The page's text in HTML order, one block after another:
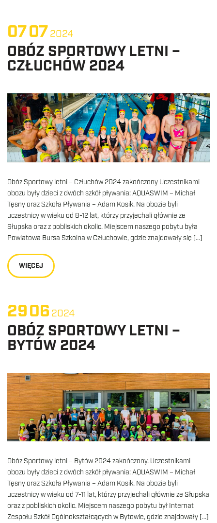
07072024
OBÓZ SPORTOWY LETNI –
CZŁUCHÓW 2024
Obóz Sportowy letni – Człuchów 2024 zakończony Uczestnikami
obozu były dzieci z dwóch szkół pływania: AQUASWIM – Michał
Tęsny oraz Szkoła Pływania – Adam Kosik. Na obozie byli
uczestnicy w wieku od 8-12 lat, którzy przyjechali głównie ze
Słupska oraz z pobliskich okolic. Miejscem naszego pobytu była
Powiatowa Bursa Szkolna w Człuchowie, gdzie znajdowały się […]
WIĘCEJ
2906 2024
OBÓZ SPORTOWY LETNI –
BYTÓW 2024
Obóz Sportowy letni – Bytów 2024 zakończony. Uczestnikami
obozu były dzieci z dwóch szkół pływania: AQUASWIM – Michał
Tęsny oraz Szkoła Pływania – Adam Kosik. Na obozie byli
uczestnicy w wieku od 7-11 lat, którzy przyjechali głównie ze Słupska
oraz z pobliskich okolic. Miejscem naszego pobytu był Internat
Zespołu Szkół Ogólnokształcących w Bytowie, gdzie znajdowały […]